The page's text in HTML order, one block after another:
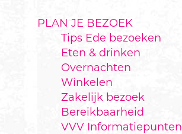
PLAN JE BEZOEK
Tips Ede bezoeken
Eten & drinken
Overnachten
Winkelen
Zakelijk bezoek
Bereikbaarheid
VVV Informatiepunten